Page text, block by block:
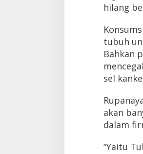
hilang
tubuh
Bahkan
sel
akan
dalam
“Yaitu